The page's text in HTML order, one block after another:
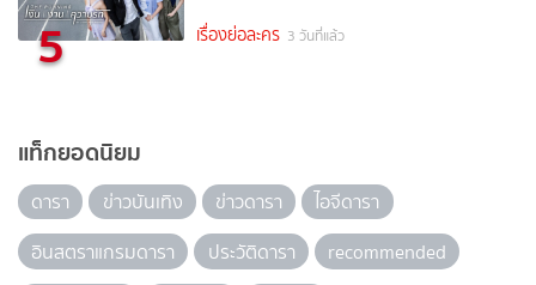
5 เรื่องย่อละคร 3 วันที่แล้ว
แท็กยอดนิยม
ดารา ข่าวบันเทิง ข่าวดารา
ไอจีดารา
อินสตราแกรมดารา
ประวัติดารา
recommended